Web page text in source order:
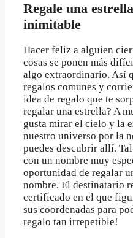
Regale una
inimitable
Hacer feliz a alguien
cosas se ponen más
algo extraordinario. Así
regalos comunes y
idea de regalo que te
regalar una estrella? A
gusta mirar el cielo y la
nuestro universo por la
puedes descubrir allí.
con un nombre muy
oportunidad de regalar
nombre. El destinatario
certificado en el que
sus coordenadas para
regalo tan irrepetible!